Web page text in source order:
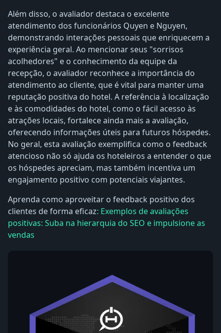
Além disso, o avaliador destaca o excelente
atendimento dos funcionários Quyen e Nguyen,
demonstrando interações pessoais que enriquecem a
experiência geral. Ao mencionar seus "sorrisos
acolhedores" e o conhecimento da equipe da
recepção, o avaliador reconhece a importância do
atendimento ao cliente, que é vital para manter uma
reputação positiva do hotel. A referência à localização
e às comodidades do hotel, como o fácil acesso às
atrações locais, fortalece ainda mais a avaliação,
oferecendo informações úteis para futuros hóspedes.
No geral, esta avaliação exemplifica como o feedback
atencioso não só ajuda os hoteleiros a entender o que
os hóspedes apreciam, mas também incentiva um
engajamento positivo com potenciais viajantes.
Aprenda como aproveitar o feedback positivo dos
clientes de forma eficaz: Exemplos de avaliações
positivas: Suba na hierarquia do SEO e impulsione as
vendas